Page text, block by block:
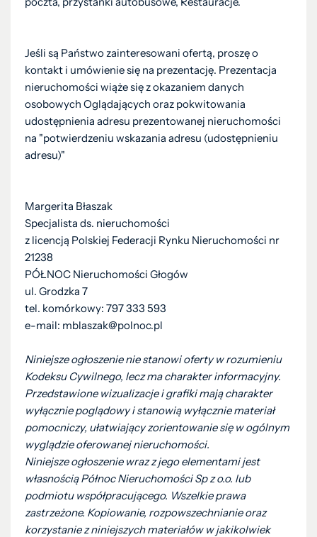
Jeśli są Państwo zainteresowani ofertą, proszę o
kontakt i umówienie się na prezentację. Prezentacja
nieruchomości wiąże się z okazaniem danych
osobowych Oglądających oraz pokwitowania
udostępnienia adresu prezentowanej nieruchomości
na "potwierdzeniu wskazania adresu (udostępnieniu
adresu)"
Margerita Błaszak
Specjalista ds. nieruchomości
z licencją Polskiej Federacji Rynku Nieruchomości nr
21238
PÓŁNOC Nieruchomości Głogów
ul. Grodzka 7
tel. komórkowy: 797 333 593
e-mail: mblaszak@polnoc.pl
Niniejsze ogłoszenie nie stanowi oferty w rozumieniu
Kodeksu Cywilnego, lecz ma charakter informacyjny.
Przedstawione wizualizacje i grafiki mają charakter
wyłącznie poglądowy i stanowią wyłącznie materiał
pomocniczy, ułatwiający zorientowanie się w ogólnym
wyglądzie oferowanej nieruchomości.
Niniejsze ogłoszenie wraz z jego elementami jest
własnością Północ Nieruchomości Sp z o.o. lub
podmiotu współpracującego. Wszelkie prawa
zastrzeżone. Kopiowanie, rozpowszechnianie oraz
korzystanie z niniejszych materiałów w jakikolwiek